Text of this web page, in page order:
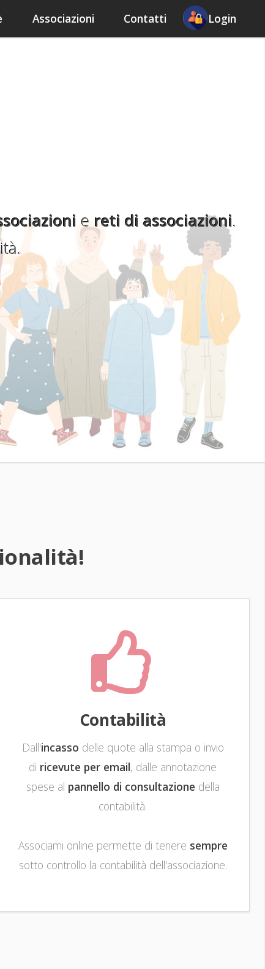
Associazioni Contatti Login
e reti di associazioni.
Contabilità
Dall'incasso delle quote alla stampa o invio
di ricevute per email, dalle annotazione
spese al pannello di consultazione della
contabilità.
Associami online permette di tenere sempre
sotto controllo la contabilità dell'associazione.